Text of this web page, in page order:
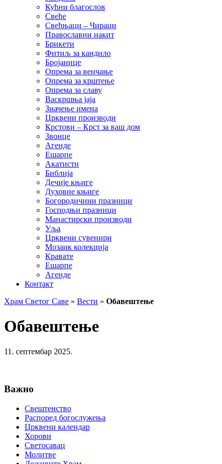
Кућни благослов
Свеће
Свећњаци – Чираци
Православни накит
Брикети
Фитиљ за кандило
Бројанице
Опрема за венчање
Опрема за крштење
Опрема за славу
Васкршња јаја
Значење имена
Црквени производи
Крстови – Крст за ваш дом
Звонце
Агенде
Ешарпе
Акатисти
Библија
Дечије књиге
Духовне књиге
Богородичини празници
Господњи празници
Манастирски производи
Уља
Црквени сувенири
Мозаик колекција
Кравате
Ешарпе
Агенде
Контакт
Храм Светог Саве » Вести » Обавештење
Обавештење
11. септембар 2025.
Важно
Свештенство
Распоред богослужења
Црквени календар
Хорови
Светосавац
Молитве